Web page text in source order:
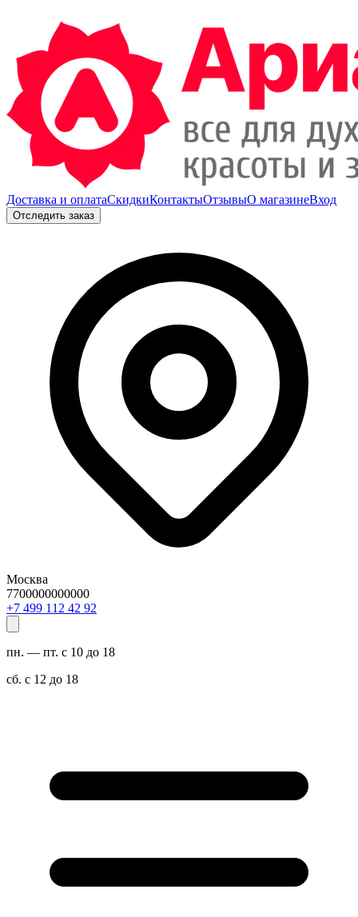
Доставка и оплатаСкидкиКонтактыОтзывыО магазинеВход
Отследить заказ
Москва
7700000000000
29 24 211 994 7+
пн. — пт. с 10 до 18
сб. с 12 до 18